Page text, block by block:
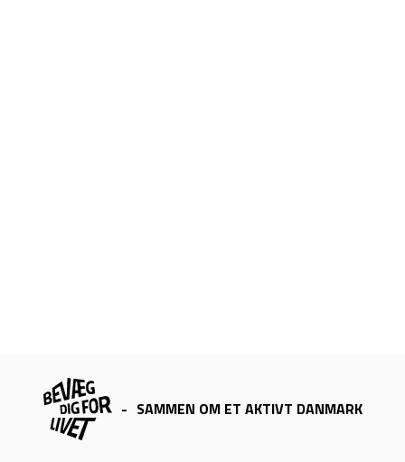
- SAMMEN OM ET AKTIVT DANMARK